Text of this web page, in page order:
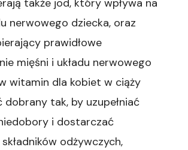
także jod, który wpływa na
nerwowego dziecka, oraz
prawidłowe
mięśni i układu nerwowego
witamin dla kobiet w ciąży
dobrany tak, by uzupełniać
i dostarczać
odżywczych,